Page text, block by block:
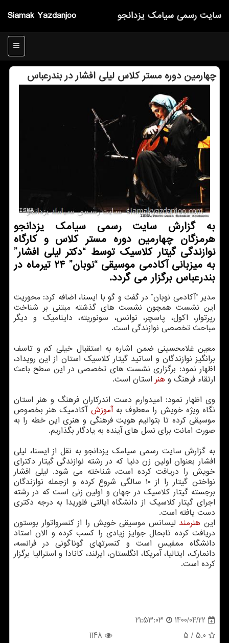
Siamak Yazdanjoo سایت رسمی سیامك یزدانجو
منو
چهارمین دوره مستر كلاس لیلی افشار در بندرعباس
به گزارش سایت رسمی سیامک یزدانجو
هرمزگان چهارمین دوره مستر کلاس و کارگاه
نوازندگی گیتار کلاسیک توسط “دکتر لیلی افشار”
به میزبانی آکادمی موسیقی “نوبان” ۲۴ تیرماه در
بندرعباس برگزار می گردد.
مدیر “آکادمی نوبان” در گفت و گو با ایسنا، اضافه کرد: محوریت
این نشست همچون نشست های گذشته مبتنی بر شناخت
رپرتوار، اکول، پاسچر، نوانس، سونوریته، داینامیک و دیگر
مباحث تخصصی نوازندگی است.
معین غلامحسینی ضمن اشاره به استقبال خیلی کم و تاسف
برانگیز نوازندگان و اساتید گیتار کلاسیک استان از این رویداد،
اظهار نمود: برگزاری نشست های تخصصی در این سطح باعث
ارتقاء فرهنگ و هنر استان است.
وی اظهار نمود: امیدوارم دست اندرکاران فرهنگ و هنر استان
نگاه ویژه خویش را معطوف بهآموزش آکادمیک هنر بخصوص
موسیقی کرده تا بتوانیم هویت فرهنگی و هنری این خطه را به
صورت امانت برای نسل های آینده به یادگار بگذاریم.
به گزارش سایت رسمی سیامک یزدانجو به نقل از ایسنا، لیلی
افشار بعنوان اولین زن دنیا که در رشته نوازندگی گیتار دکترای
خویش را دریافت کرده است، شناخته می شود. لیلی افشار
نواختن گیتار را از ۱۰ سالگی شروع کرده و ازجمله نوازندگان
برجسته گیتار کلاسیک در جهان و اولین زنی است که در رشته
اجرای گیتار کلاسیک از دانشگاه ایالتی فلوریدا به درجه دکتری
دست یافته است.
این هنرمند لیسانس موسیقی خویش را از کنسرواتوار بوستون
دریافت کرده تابحال جوایز زیادی را کسب کرده و الان استاد
دانشگاه ممفیس است و کنسرتهای گوناگونی در فرانسه،
دانمارک، ایتالیا، آمریکا، انگلستان، ایرلند، کانادا و استرالیا برگزار
کرده است.
1400/04/22
21:53:03
5.0
/ 5
1148